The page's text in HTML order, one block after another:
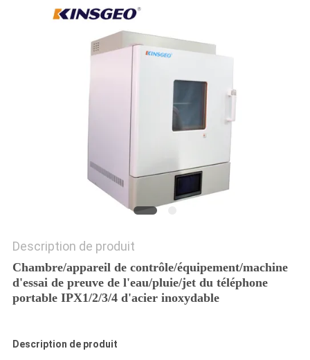
Description de produit
Chambre/appareil de contrôle/équipement/machine
d'essai de preuve de l'eau/pluie/jet du téléphone
portable IPX1/2/3/4 d'acier inoxydable
Description de produit